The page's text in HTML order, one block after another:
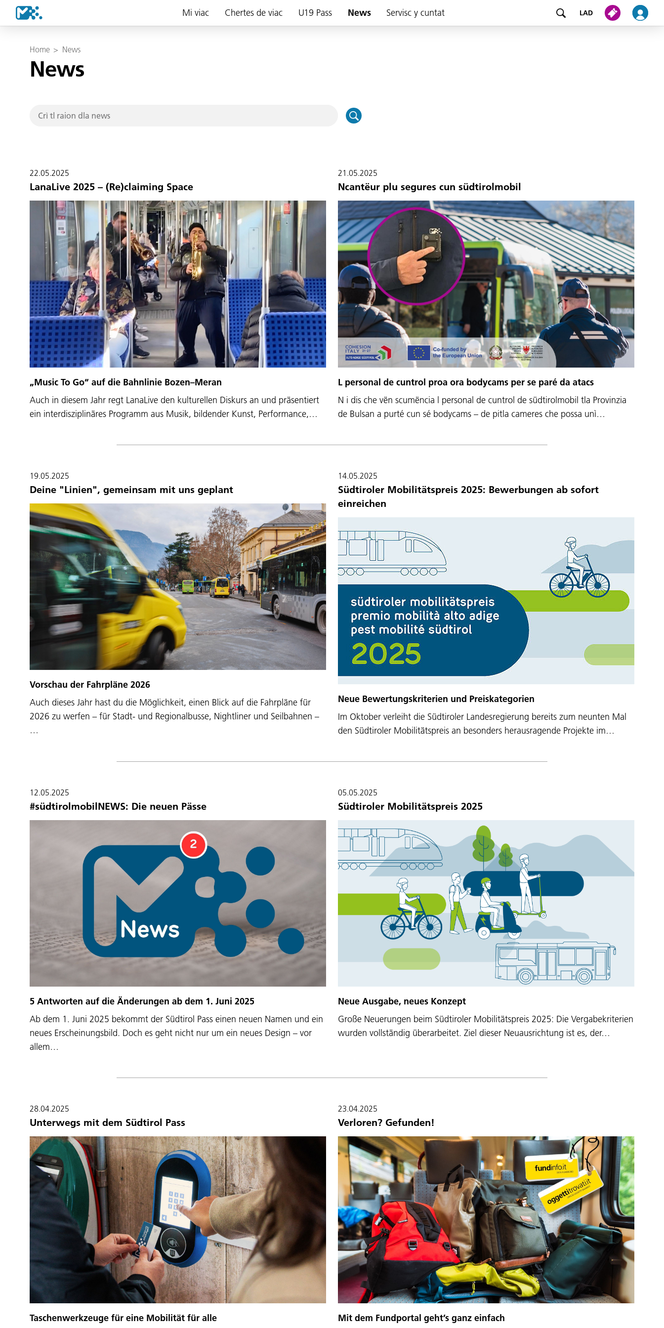
Mi viac Chertes de viac U19 Pass News Servisc y cuntat LAD
Home > News
News
22.05.2025
LanaLive 2025 – (Re)claiming Space
„Music To Go“ auf die Bahnlinie Bozen–Meran
Auch in diesem Jahr regt LanaLive den kulturellen Diskurs an und präsentiert
ein interdisziplinäres Programm aus Musik, bildender Kunst, Performance,…
21.05.2025
Ncantëur plu segures cun südtirolmobil
L personal de cuntrol proa ora bodycams per se paré da atacs
N i dis che vën scumëncia l personal de cuntrol de südtirolmobil tla Provinzia
de Bulsan a purté cun sé bodycams – de pitla cameres che possa unì…
19.05.2025
Deine "Linien", gemeinsam mit uns geplant
Vorschau der Fahrpläne 2026
Auch dieses Jahr hast du die Möglichkeit, einen Blick auf die Fahrpläne für
2026 zu werfen – für Stadt- und Regionalbusse, Nightliner und Seilbahnen –
…
14.05.2025
Südtiroler Mobilitätspreis 2025: Bewerbungen ab sofort
einreichen
Neue Bewertungskriterien und Preiskategorien
Im Oktober verleiht die Südtiroler Landesregierung bereits zum neunten Mal
den Südtiroler Mobilitätspreis an besonders herausragende Projekte im…
12.05.2025
#südtirolmobilNEWS: Die neuen Pässe
5 Antworten auf die Änderungen ab dem 1. Juni 2025
Ab dem 1. Juni 2025 bekommt der Südtirol Pass einen neuen Namen und ein
neues Erscheinungsbild. Doch es geht nicht nur um ein neues Design – vor
allem…
05.05.2025
Südtiroler Mobilitätspreis 2025
Neue Ausgabe, neues Konzept
Große Neuerungen beim Südtiroler Mobilitätspreis 2025: Die Vergabekriterien
wurden vollständig überarbeitet. Ziel dieser Neuausrichtung ist es, der…
28.04.2025
Unterwegs mit dem Südtirol Pass
Taschenwerkzeuge für eine Mobilität für alle
23.04.2025
Verloren? Gefunden!
Mit dem Fundportal geht’s ganz einfach